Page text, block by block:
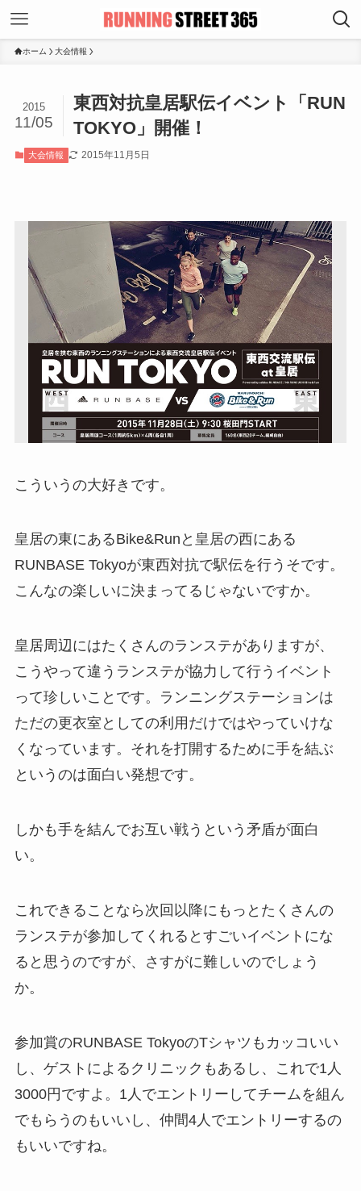
ホーム 大会情報
東西対抗皇居駅伝イベント「RUN
TOKYO」開催！
2015
11/05
大会情報 2015年11月5日
こういうの大好きです。
皇居の東にあるBike&Runと皇居の西にある
RUNBASE Tokyoが東西対抗で駅伝を行うそです。
こんなの楽しいに決まってるじゃないですか。
皇居周辺にはたくさんのランステがありますが、
こうやって違うランステが協力して行うイベント
って珍しいことです。ランニングステーションは
ただの更衣室としての利用だけではやっていけな
くなっています。それを打開するために手を結ぶ
というのは面白い発想です。
しかも手を結んでお互い戦うという矛盾が面白
い。
これできることなら次回以降にもっとたくさんの
ランステが参加してくれるとすごいイベントにな
ると思うのですが、さすがに難しいのでしょう
か。
参加賞のRUNBASE TokyoのTシャツもカッコいい
し、ゲストによるクリニックもあるし、これで1人
3000円ですよ。1人でエントリーしてチームを組ん
でもらうのもいいし、仲間4人でエントリーするの
もいいですね。